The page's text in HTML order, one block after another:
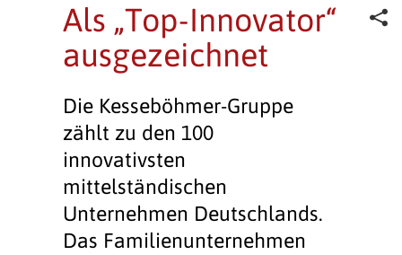
Als „Top-Innovator“
ausgezeichnet
Die Kesseböhmer-Gruppe
zählt zu den 100
innovativsten
mittelständischen
Unternehmen Deutschlands.
Das Familienunternehmen